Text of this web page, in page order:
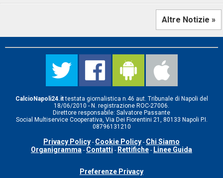
Altre Notizie »
CalcioNapoli24.ittestata giornalistica n.46 aut. Tribunale di Napoli del
18/06/2010 - N. registrazione ROC-27006.
Direttore responsabile: Salvatore Passante
Social Multiservice Cooperativa, Via Dei Fiorentini 21, 80133 Napoli P.I.
08796131210
Privacy Policy - Cookie Policy - Chi Siamo
Organigramma - Contatti - Rettifiche - Linee Guida
Preferenze Privacy